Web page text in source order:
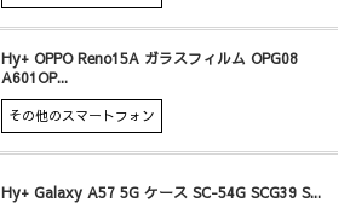
Hy+ OPPO Reno15A ガラスフィルム OPG08
A601OP...
その他のスマートフォン
Hy+ Galaxy A57 5G ケース SC-54G SCG39 S...